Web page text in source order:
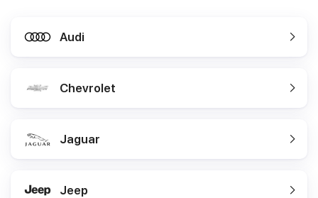
Audi
Chevrolet
Jaguar
Jeep